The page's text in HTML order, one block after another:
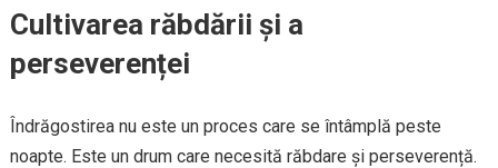
Cultivarea răbdării și a
perseverenței
Îndrăgostirea nu este un proces care se întâmplă peste
noapte. Este un drum care necesită răbdare și perseverență.